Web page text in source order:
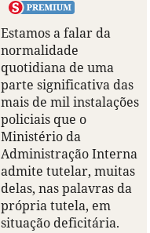
Estamos a falar da
normalidade
quotidiana de uma
parte significativa das
mais de mil instalações
policiais que o
Ministério da
Administração Interna
admite tutelar, muitas
delas, nas palavras da
própria tutela, em
situação deficitária.